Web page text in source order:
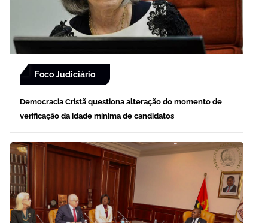
Foco Judiciário
Democracia Cristã questiona alteração do momento de
verificação da idade mínima de candidatos